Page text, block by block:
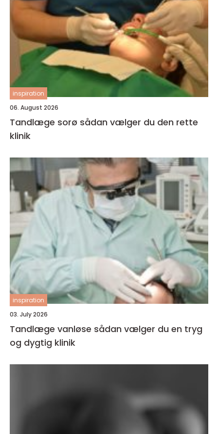
inspiration
06. August 2026
Tandlæge sorø sådan vælger du den rette
klinik
inspiration
03. July 2026
Tandlæge vanløse sådan vælger du en tryg
og dygtig klinik